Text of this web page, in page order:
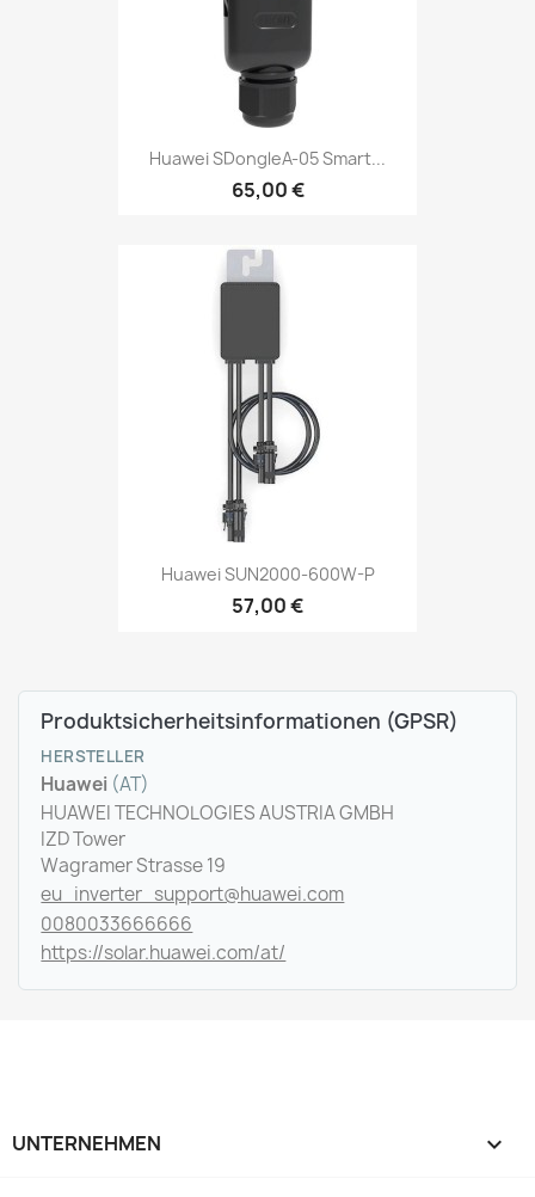
Huawei SDongleA-05 Smart...
65,00 €
Huawei SUN2000-600W-P
57,00 €
Produktsicherheitsinformationen (GPSR)
HERSTELLER
Huawei (AT)
HUAWEI TECHNOLOGIES AUSTRIA GMBH
IZD Tower
Wagramer Strasse 19
eu_inverter_support@huawei.com
0080033666666
https://solar.huawei.com/at/
UNTERNEHMEN 